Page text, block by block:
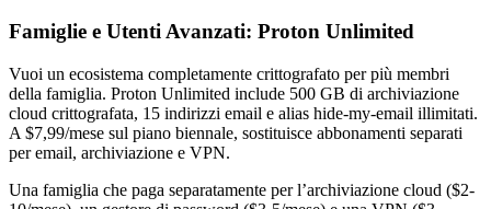
Famiglie e Utenti Avanzati: Proton Unlimited
Vuoi un ecosistema completamente crittografato per più membri
della famiglia. Proton Unlimited include 500 GB di archiviazione
cloud crittografata, 15 indirizzi email e alias hide-my-email illimitati.
A $7,99/mese sul piano biennale, sostituisce abbonamenti separati
per email, archiviazione e VPN.
Una famiglia che paga separatamente per l’archiviazione cloud ($2-